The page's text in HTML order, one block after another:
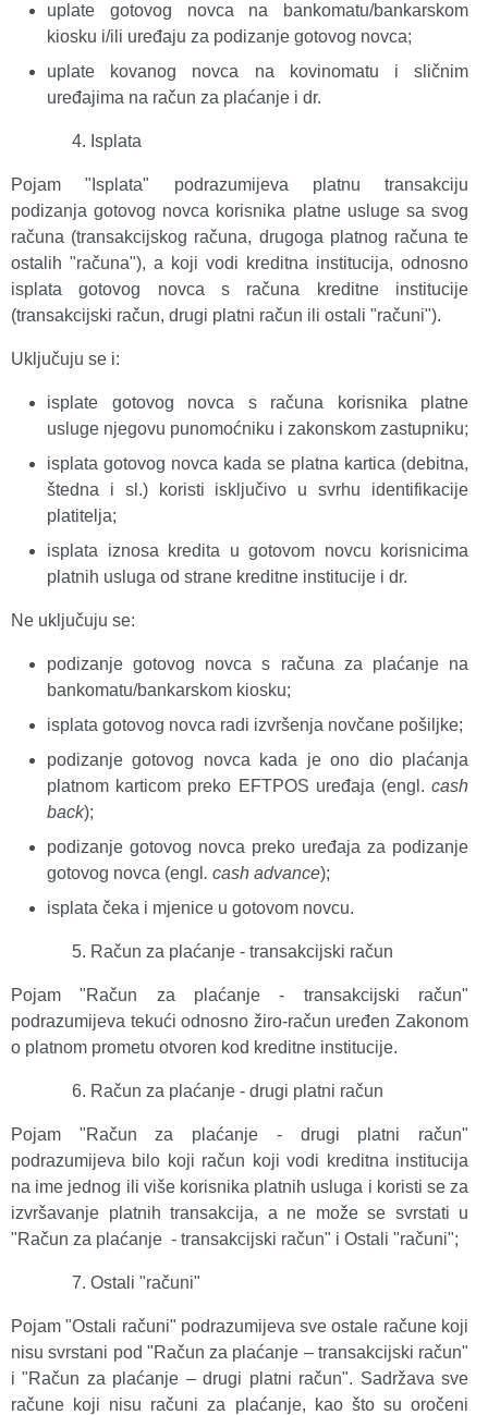
uplate gotovog novca na bankomatu/bankarskom
kiosku i/ili uređaju za podizanje gotovog novca;
uplate kovanog novca na kovinomatu i sličnim
uređajima na račun za plaćanje i dr.
Isplata
Pojam "Isplata" podrazumijeva platnu transakciju
podizanja gotovog novca korisnika platne usluge sa svog
računa (transakcijskog računa, drugoga platnog računa te
ostalih "računa"), a koji vodi kreditna institucija, odnosno
isplata gotovog novca s računa kreditne institucije
(transakcijski račun, drugi platni račun ili ostali "računi").
Uključuju se i:
isplate gotovog novca s računa korisnika platne
usluge njegovu punomoćniku i zakonskom zastupniku;
isplata gotovog novca kada se platna kartica (debitna,
štedna i sl.) koristi isključivo u svrhu identifikacije
platitelja;
isplata iznosa kredita u gotovom novcu korisnicima
platnih usluga od strane kreditne institucije i dr.
Ne uključuju se:
podizanje gotovog novca s računa za plaćanje na
bankomatu/bankarskom kiosku;
isplata gotovog novca radi izvršenja novčane pošiljke;
podizanje gotovog novca kada je ono dio plaćanja
platnom karticom preko EFTPOS uređaja (engl. cash
back);
podizanje gotovog novca preko uređaja za podizanje
gotovog novca (engl . cash advance);
isplata čeka i mjenice u gotovom novcu.
Račun za plaćanje - transakcijski račun
Pojam "Račun za plaćanje - transakcijski račun"
podrazumijeva tekući odnosno žiro-račun uređen Zakonom
o platnom prometu otvoren kod kreditne institucije.
Račun za plaćanje - drugi platni račun
Pojam "Račun za plaćanje - drugi platni račun"
podrazumijeva bilo koji račun koji vodi kreditna institucija
na ime jednog ili više korisnika platnih usluga i koristi se za
izvršavanje platnih transakcija, a ne može se svrstati u
"Račun za plaćanje - transakcijski račun" i Ostali "računi";
Ostali "računi"
Pojam "Ostali računi" podrazumijeva sve ostale račune koji
nisu svrstani pod "Račun za plaćanje – transakcijski račun"
i "Račun za plaćanje – drugi platni račun". Sadržava sve
račune koji nisu računi za plaćanje, kao što su oročeni